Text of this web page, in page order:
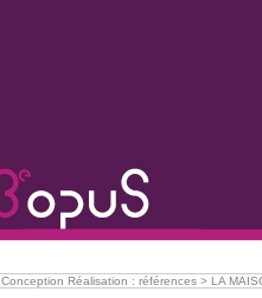
Conception Réalisation : références > LA